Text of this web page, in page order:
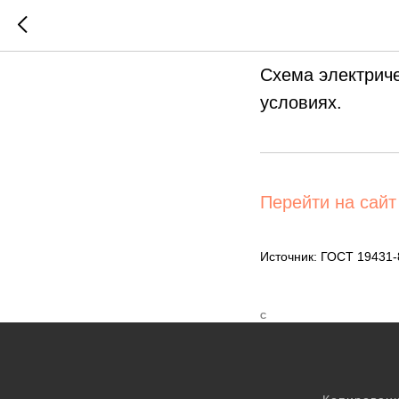
Схема
Схема
условиях.
Перейти на сайт
Источник: ГОСТ
С